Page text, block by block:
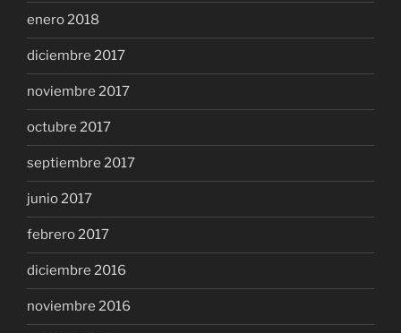
enero 2018
diciembre 2017
noviembre 2017
octubre 2017
septiembre 2017
junio 2017
febrero 2017
diciembre 2016
noviembre 2016